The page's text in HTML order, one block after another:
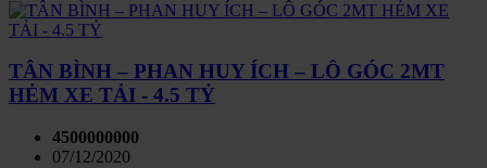
TÂN BÌNH – PHAN HUY ÍCH – LÔ GÓC 2MT
HẺM XE TẢI - 4.5 TỶ
4500000000
07/12/2020